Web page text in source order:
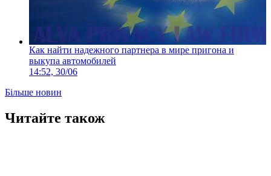
Как найти надежного партнера в мире пригона и
выкупа автомобилей
14:52, 30/06
Більше новин
Читайте також